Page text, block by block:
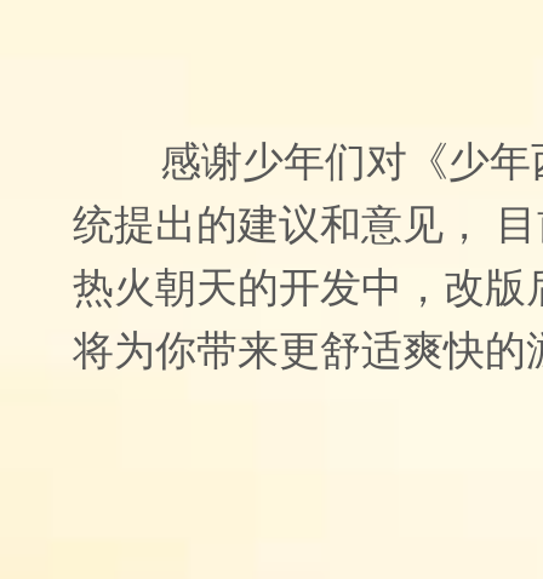
感谢少年们对《少年
统提出的建议和意见，
热火朝天的开发中，改
将为你带来更舒适爽快的